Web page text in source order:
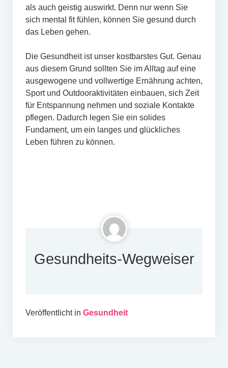
als auch geistig auswirkt. Denn nur wenn Sie
sich mental fit fühlen, können Sie gesund durch
das Leben gehen.
Die Gesundheit ist unser kostbarstes Gut. Genau
aus diesem Grund sollten Sie im Alltag auf eine
ausgewogene und vollwertige Ernährung achten,
Sport und Outdooraktivitäten einbauen, sich Zeit
für Entspannung nehmen und soziale Kontakte
pflegen. Dadurch legen Sie ein solides
Fundament, um ein langes und glückliches
Leben führen zu können.
Gesundheits-Wegweiser
Veröffentlicht in Gesundheit